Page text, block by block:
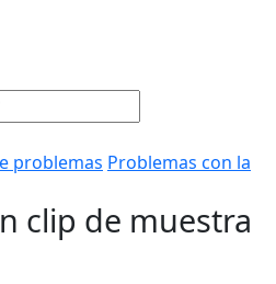
problemas Problemas con la
clip de muestra